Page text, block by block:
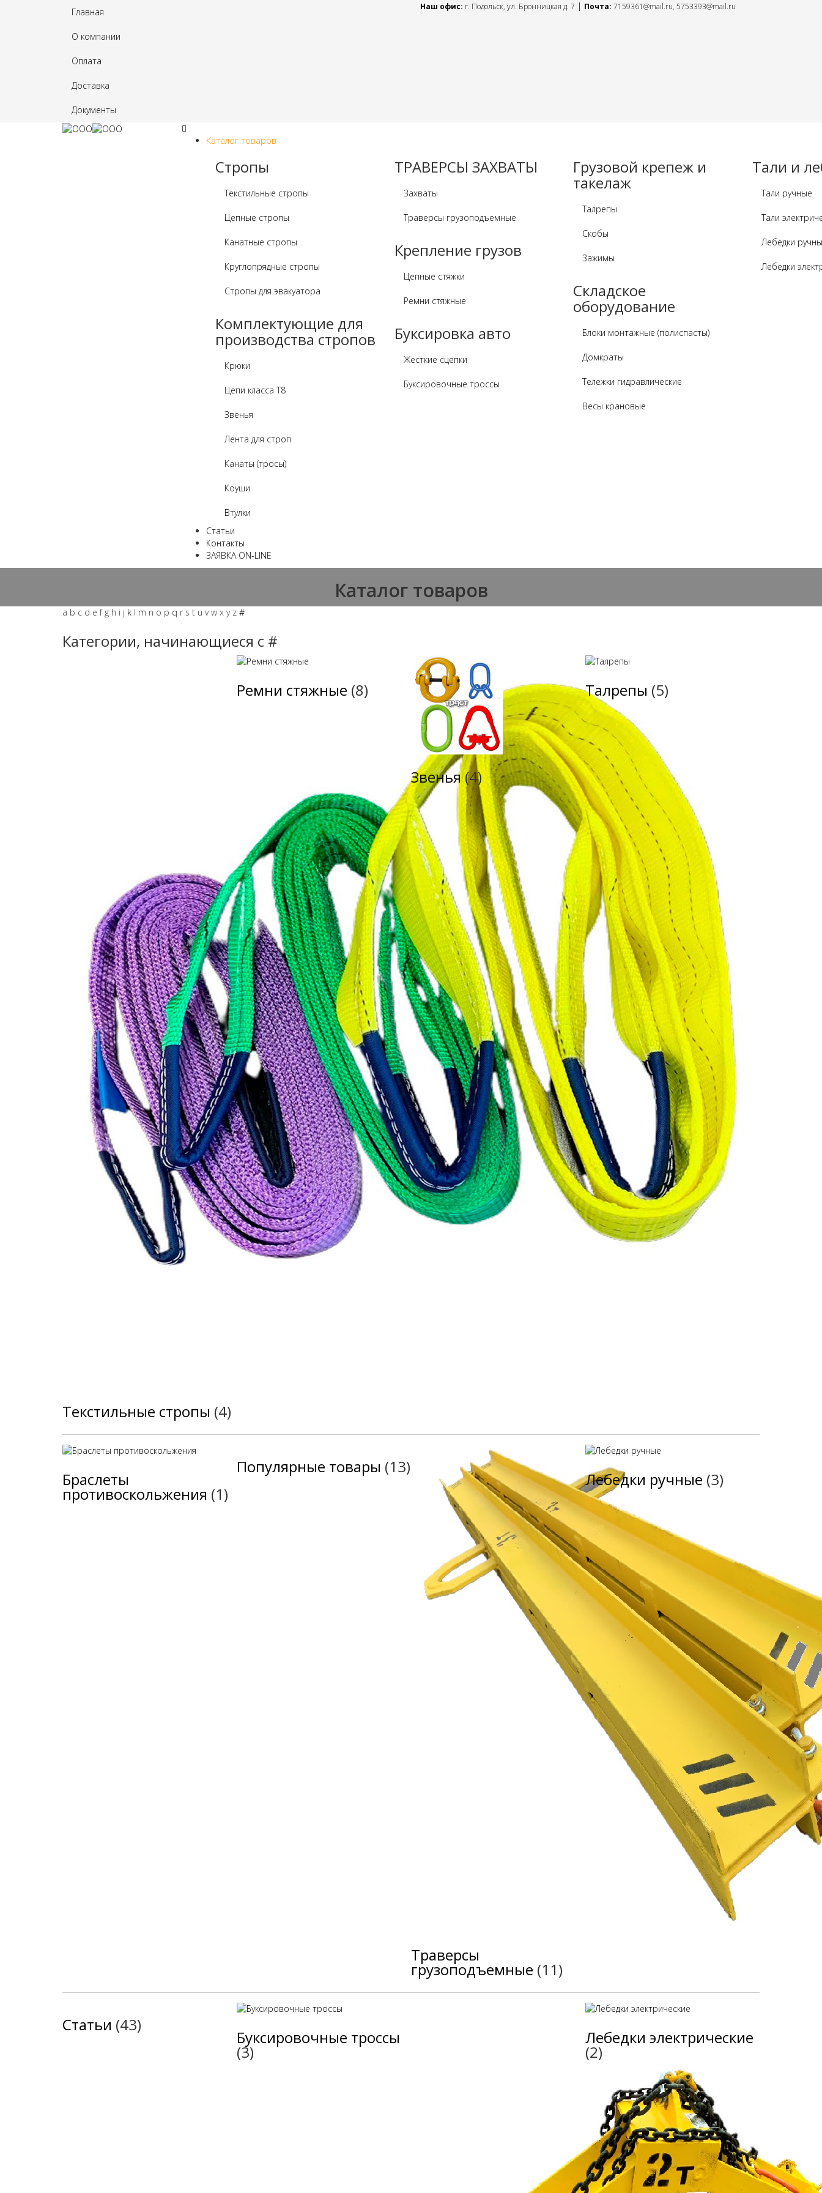
Главная
О компании
Оплата
Доставка
Документы
Наш офис: г. Подольск, ул. Бронницкая д. 7 | Почта: 7159361@mail.ru, 5753393@mail.ru
Каталог товаров
Стропы
Текстильные стропы
Цепные стропы
Канатные стропы
Круглопрядные стропы
Стропы для эвакуатора
Комплектующие для
производства стропов
Крюки
Цепи класса Т8
Звенья
Лента для строп
Канаты (тросы)
Коуши
Втулки
ТРАВЕРСЫ ЗАХВАТЫ
Захваты
Траверсы грузоподъемные
Крепление грузов
Цепные стяжки
Ремни стяжные
Буксировка авто
Жесткие сцепки
Буксировочные троссы
Грузовой крепеж и
такелаж
Талрепы
Скобы
Зажимы
Складское
оборудование
Блоки монтажные (полиспасты)
Домкраты
Тележки гидравлические
Весы крановые
Тали и
Тали ручные
Тали
Лебедки
Лебедки
Статьи
Контакты
ЗАЯВКА ON-LINE
Каталог товаров
a b c d e f g h i j k l m n o p q r s t u v w x y z #
Категории, начинающиеся с #
Текстильные стропы (4)
Ремни стяжные (8)
Звенья(4)
Талрепы (5)
Браслеты
противоскольжения (1)
Популярные товары (13)
Траверсы
грузоподъемные (11)
Лебедки ручные (3)
Статьи (43)
Буксировочные троссы
(3)
Лебедки электрические
(2)